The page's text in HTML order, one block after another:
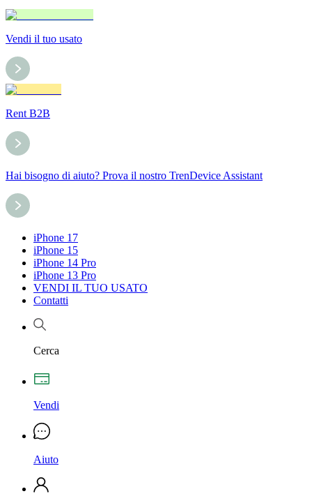
Vendi il tuo usato
Rent B2B
Hai bisogno di aiuto? Prova il nostro TrenDevice Assistant
iPhone 17
iPhone 15
iPhone 14 Pro
iPhone 13 Pro
VENDI IL TUO USATO
Contatti
Cerca
Vendi
Aiuto